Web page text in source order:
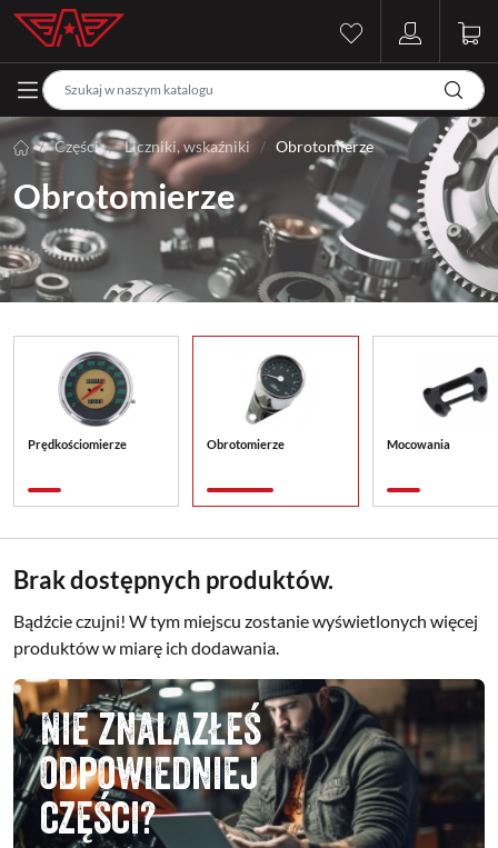
Części Liczniki, wskaźniki Obrotomierze
Obrotomierze
Prędkościomierze Obrotomierze Mocowania
Brak dostępnych produktów.
Bądźcie czujni! W tym miejscu zostanie wyświetlonych więcej
produktów w miarę ich dodawania.
Nie znalazłeś
odpowiedniej
części?